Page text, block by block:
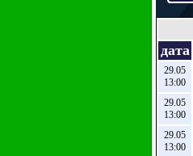
дата
29.05
13:00
29.05
13:00
29.05
13:00